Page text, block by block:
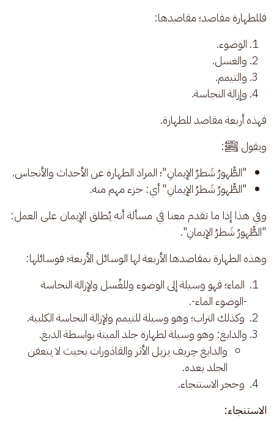
فللطهارة مقاصد؛ مقاصدها:
الوضوء.
والغسل.
والتيمم.
وإزالة النجاسة.
فهذه أربعة مقاصد للطهارة.
ويقول ﷺ:
"الطُّهورُ شَطرُ الإيمانِ"؛ المراد الطهارة عن الأحداث والأنجاس.
"الطُّهورُ شَطرُ الإيمانِ" أي: جزء مهم منه.
وفي هذا إذا ما تقدم معنا في مسألة أنه يُطلق الإيمان على العمل:
"الطُّهورُ شَطرُ الإيمانِ".
وهذه الطهارة بمقاصدها الأربعة لها الوسائل الأربعة؛ فوسائلها:
الماء؛ فهو وسيلة إلى الوضوء وللغُسل ولإزالة النجاسة
-الوضوء الماء-.
وكذلك التراب؛ وهو وسيلة للتيمم ولإزالة النجاسة الكلبية.
والدابغ: وهو وسيلة لطهارة جلد الميتة بواسطة الدبغ.
والدابغ حِريف يزيل الأثر والقاذورات بحيث لا يتعفن
الجلد بعده.
وحجر الاستنجاء.
الاستنجاء: